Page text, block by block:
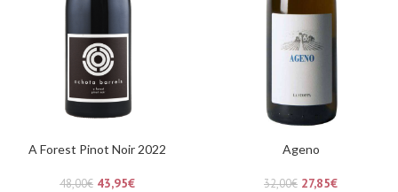
A Forest Pinot Noir 2022
48,00€ 43,95€
Ageno
32,00€ 27,85€